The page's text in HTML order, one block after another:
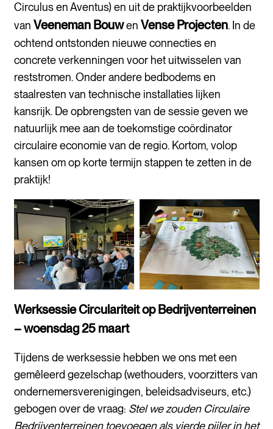
Circulus en Aventus) en uit de praktijkvoorbeelden
van Veeneman Bouwen Vense Projecten. In de
ochtend ontstonden nieuwe connecties en
concrete verkenningen voor het uitwisselen van
reststromen. Onder andere bedbodems en
staalresten van technische installaties lijken
kansrijk. De opbrengsten van de sessie geven we
natuurlijk mee aan de toekomstige coördinator
circulaire economie van de regio. Kortom, volop
kansen om op korte termijn stappen te zetten in de
praktijk!
Werksessie Circulariteit op Bedrijventerreinen
– woensdag 25 maart
Tijdens de werksessie hebben we ons met een
gemêleerd gezelschap (wethouders, voorzitters van
ondernemersverenigingen, beleidsadviseurs, etc.)
gebogen over de vraag: Stel we zouden Circulaire
Bedrijventerreinen toevoegen als vierde pijler in het